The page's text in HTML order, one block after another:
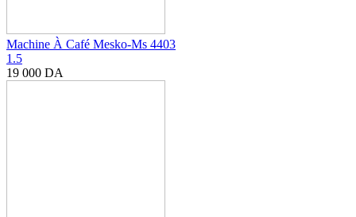
Machine À Café Mesko-Ms 4403
1.5
19 000 DA